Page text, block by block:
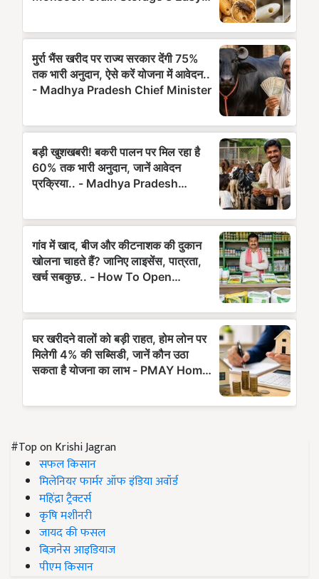
#Top on Krishi Jagran
सफल किसान
मिलेनियर फार्मर ऑफ इंडिया अवॉर्ड
महिंद्रा ट्रैक्टर्स
कृषि मशीनरी
जायद की फसल
बिज़नेस आइडियाज
पीएम किसान